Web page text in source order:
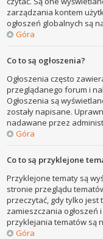
zarządzania kontem
ogłoszeń globalnych są
Góra
Co to są ogłoszenia?
Ogłoszenia często
przeglądanego forum i
Ogłoszenia są
zostały napisane.
nadawane przez
Góra
Co to są przyklejone
Przyklejone tematy są
stronie przeglądu
przeczytać, gdy tylko jest
zamieszczania ogłoszeń
przyklejania tematów są
Góra